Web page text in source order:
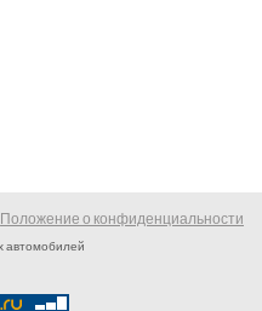
Положение о конфиденциальности
автомобилей